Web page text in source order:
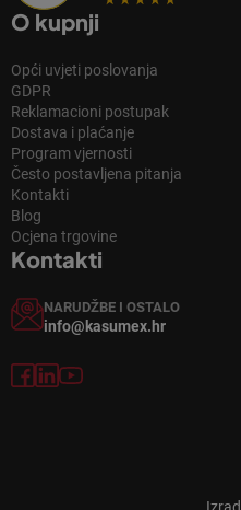
O kupnji
Opći uvjeti poslovanja
GDPR
Reklamacioni postupak
Dostava i plaćanje
Program vjernosti
Često postavljena pitanja
Kontakti
Blog
Ocjena trgovine
Kontakti
NARUDŽBE I OSTALO
info@kasumex.hr